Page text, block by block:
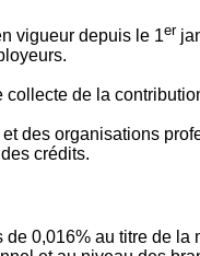
vigueur depuis le 1er
de la
organisations
crédits.
0,016% au titre de